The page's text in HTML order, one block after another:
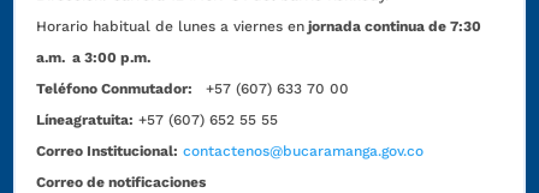
Horario habitual de lunes a viernes en jornada continua de 7:30
a.m. a 3:00 p.m.
Teléfono Conmutador:
+57 (607) 633 70 00
Líneagratuita: +57 (607) 652 55 55
Correo Institucional: contactenos@bucaramanga.gov.co
Correo de notificaciones